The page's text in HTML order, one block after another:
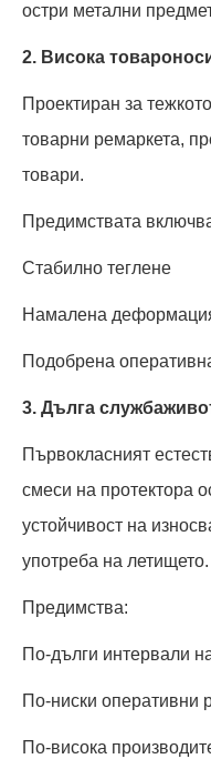
остри метални
2. Висока
Проектиран за
товарни ремаркета,
товари.
Предимствата
Стабилно теглене
Намалена
Подобрена
3. Дълга служба
Първокласният
смеси на протектора
устойчивост на
употреба на летището.
Предимства:
По-дълги интервали
По-ниски оперативни
По-висока